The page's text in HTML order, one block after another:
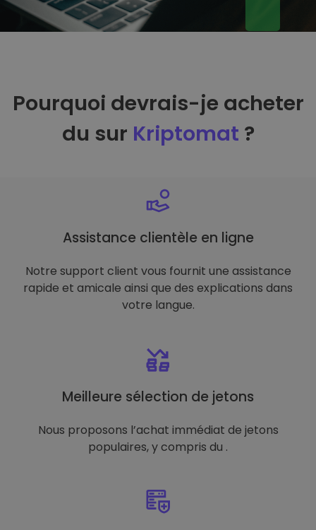
Pourquoi devrais-je acheter
du sur Kriptomat ?
Assistance clientèle en ligne
Notre support client vous fournit une assistance
rapide et amicale ainsi que des explications dans
votre langue.
Meilleure sélection de jetons
Nous proposons l’achat immédiat de jetons
populaires, y compris du .